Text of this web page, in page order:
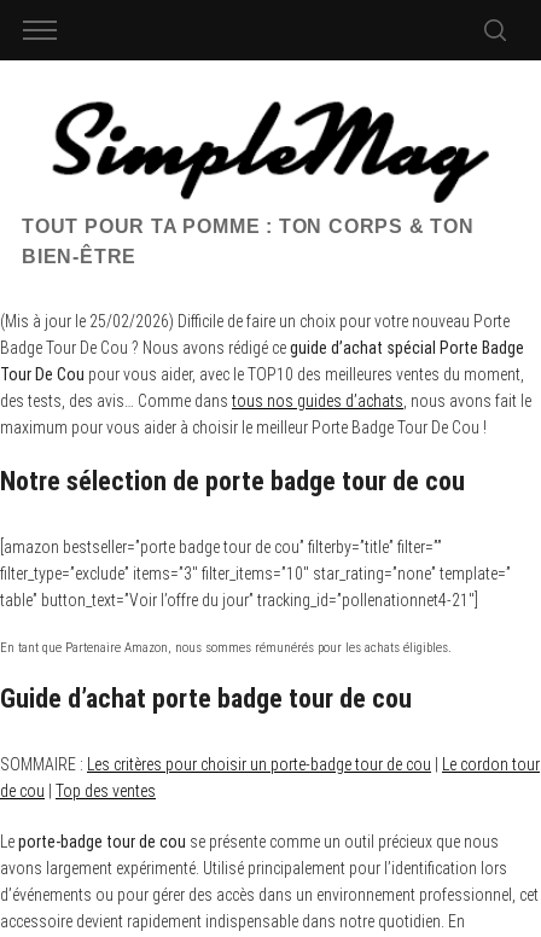
TOUT POUR TA POMME : TON CORPS & TON
BIEN-ÊTRE
(Mis à jour le 25/02/2026) Difficile de faire un choix pour votre nouveau Porte
Badge Tour De Cou ? Nous avons rédigé ceguide d’achat spécial Porte Badge
Tour De Cou pour vous aider, avec le TOP10 des meilleures ventes du moment,
des tests, des avis… Comme dans tous nos guides d’achats , nous avons fait le
maximum pour vous aider à choisir le meilleur Porte Badge Tour De Cou !
Notre sélection de porte badge tour de cou
[amazon bestseller=”porte badge tour de cou” filterby=”title” filter=””
filter_type=”exclude” items=”3″ filter_items=”10″ star_rating=”none” template=”
table” button_text=”Voir l’offre du jour” tracking_id=”pollenationnet4-21″]
En tant que Partenaire Amazon, nous sommes rémunérés pour les achats éligibles.
Guide d’achat porte badge tour de cou
SOMMAIRE : Les critères pour choisir un porte-badge tour de cou
Le cordon tour
de cou
Top des ventes
Leporte-badge tour de cou se présente comme un outil précieux que nous
avons largement expérimenté. Utilisé principalement pour l’identification lors
d’événements ou pour gérer des accès dans un environnement professionnel, cet
accessoire devient rapidement indispensable dans notre quotidien. En